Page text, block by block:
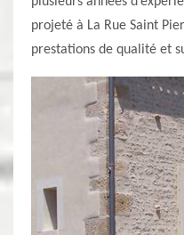
projeté à La Rue Saint
prestations de qualité et